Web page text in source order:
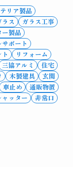
リア製品
ラス
ガラス工事
ー製品
サポート
リフォーム
三協アルミ
住宅
木製建具
玄関
車止め
通販物置
ッター
非常口